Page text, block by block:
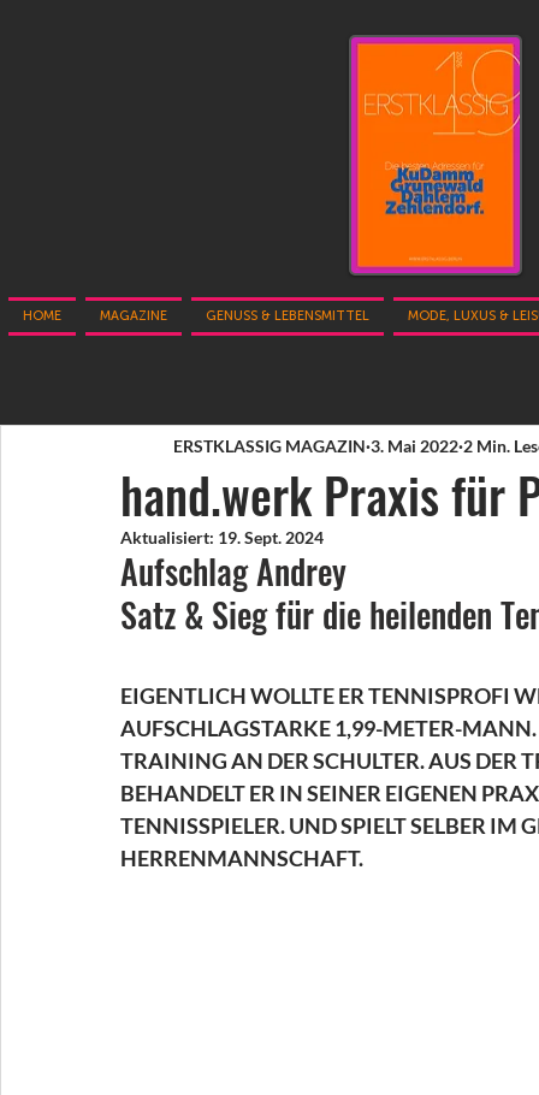
HOME MAGAZINE GENUSS & LEBENSMITTEL MODE, LUXUS &
hand.werk Praxis für
ERSTKLASSIG MAGAZIN 3. Mai 2022 2 Min.
Aktualisiert: 19. Sept. 2024
Aufschlag Andrey
Satz & Sieg für die heilenden
EIGENTLICH WOLLTE ER TENNISPROFI
AUFSCHLAGSTARKE 1,99-METER-
TRAINING AN DER SCHULTER. AUS DER
BEHANDELT ER IN SEINER EIGENEN
TENNISSPIELER. UND SPIELT SELBER IM
HERRENMANNSCHAFT.